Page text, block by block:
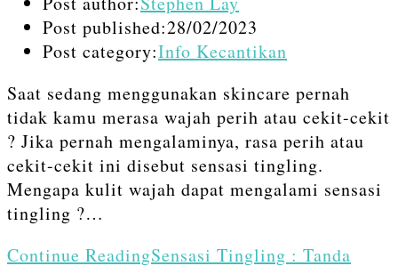
Post published:28/02/2023
Post category:Info Kecantikan
Saat sedang menggunakan skincare pernah
tidak kamu merasa wajah perih atau cekit-cekit
? Jika pernah mengalaminya, rasa perih atau
cekit-cekit ini disebut sensasi tingling.
Mengapa kulit wajah dapat mengalami sensasi
tingling ?…
Continue ReadingSensasi Tingling : Tanda